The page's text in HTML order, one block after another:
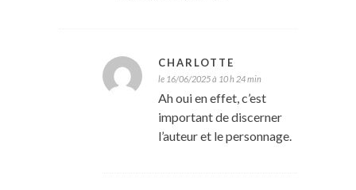
CHARLOTTE
le 16/06/2025 à 10 h 24 min
Ah oui en effet, c’est
important de discerner
l’auteur et le personnage.